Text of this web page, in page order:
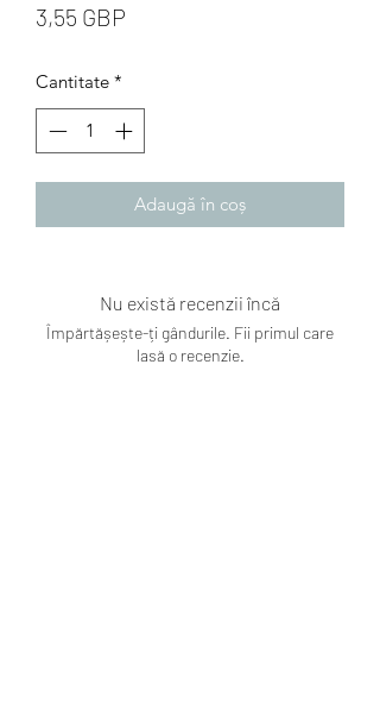
3,55 GBP
Cantitate *
Adaugă în coș
Nu există recenzii încă
Împărtășește-ți gândurile. Fii primul care
lasă o recenzie.